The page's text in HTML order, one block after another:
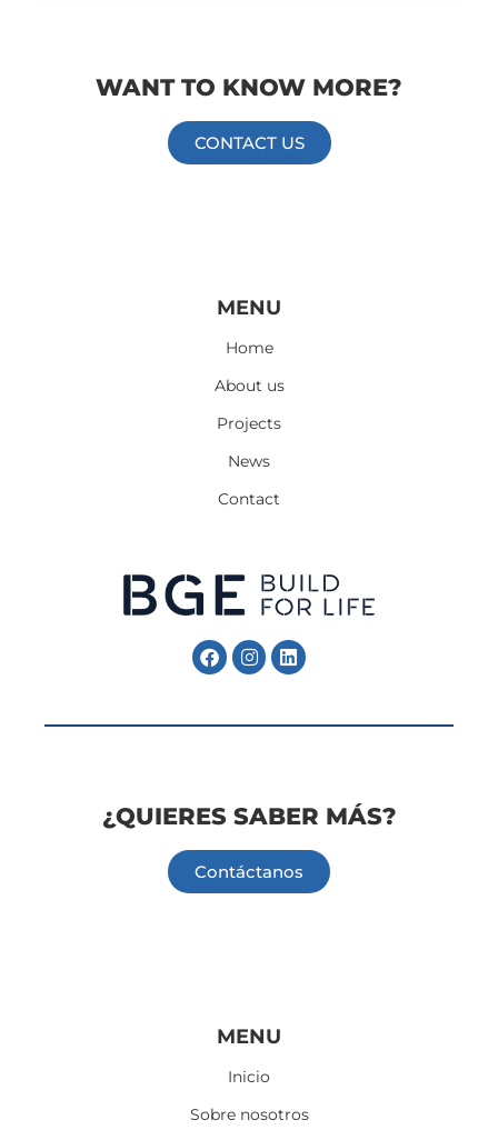
WANT TO KNOW MORE?
CONTACT US
MENU
Home
About us
Projects
News
Contact
¿QUIERES SABER MÁS?
Contáctanos
MENU
Inicio
Sobre nosotros